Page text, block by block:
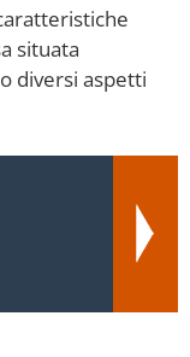
situata
diversi aspetti